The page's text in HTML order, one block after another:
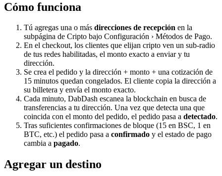
Cómo funciona
Tú agregas una o más direcciones de recepción en la
subpágina de Cripto bajo Configuración › Métodos de Pago.
En el checkout, los clientes que elijan cripto ven un sub-radio
de tus redes habilitadas, el monto exacto a enviar y tu
dirección.
Se crea el pedido y la dirección + monto + una cotización de
15 minutos quedan congelados. El cliente copia la dirección a
su billetera y envía el monto exacto.
Cada minuto, DabDash escanea la blockchain en busca de
transferencias a tu dirección. Una vez que detecta una que
coincida con el monto del pedido, el pedido pasa a detectado.
Tras suficientes confirmaciones de bloque (15 en BSC, 1 en
BTC, etc.) el pedido pasa a confirmado y el estado de pago
cambia a pagado.
Agregar un destino